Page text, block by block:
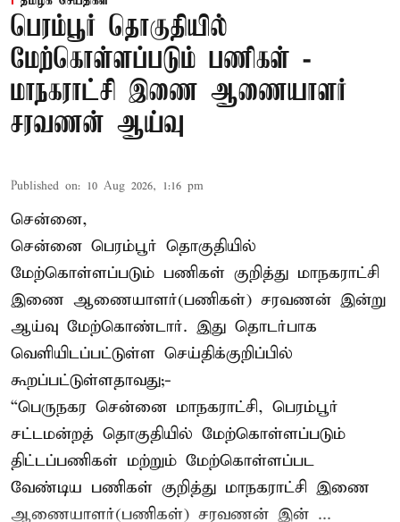
பெரம்பூர் தொகுதியில்
மேற்கொள்ளப்படும் பணிகள் -
மாநகராட்சி இணை ஆணையாளர்
சரவணன் ஆய்வு
Published on: 10 Aug 2026, 1:16 pm
சென்னை,
சென்னை பெரம்பூர் தொகுதியில்
மேற்கொள்ளப்படும் பணிகள் குறித்து மாநகராட்சி
இணை ஆணையாளர்(பணிகள்) சரவணன் இன்று
ஆய்வு மேற்கொண்டார். இது தொடர்பாக
வெளியிடப்பட்டுள்ள செய்திக்குறிப்பில்
கூறப்பட்டுள்ளதாவது;-
“பெருநகர சென்னை மாநகராட்சி, பெரம்பூர்
சட்டமன்றத் தொகுதியில் மேற்கொள்ளப்படும்
திட்டப்பணிகள் மற்றும் மேற்கொள்ளப்பட
வேண்டிய பணிகள் குறித்து மாநகராட்சி இணை
ஆணையாளர்(பணிகள்) சரவணன் இன் ...